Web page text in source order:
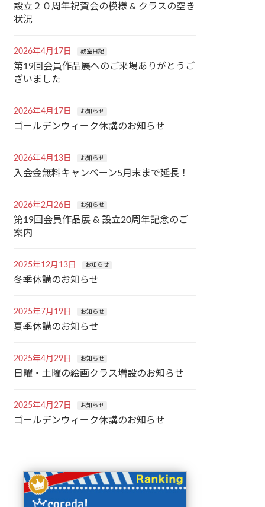
設立２０周年祝賀会の模様 & クラスの空き
状況
2026年4月17日 教室日記
第19回会員作品展へのご来場ありがとうご
ざいました
2026年4月17日 お知らせ
ゴールデンウィーク休講のお知らせ
2026年4月13日 お知らせ
入会金無料キャンペーン5月末まで延長！
2026年2月26日 お知らせ
第19回会員作品展 & 設立20周年記念のご
案内
2025年12月13日 お知らせ
冬季休講のお知らせ
2025年7月19日 お知らせ
夏季休講のお知らせ
2025年4月29日 お知らせ
日曜・土曜の絵画クラス増設のお知らせ
2025年4月27日 お知らせ
ゴールデンウィーク休講のお知らせ